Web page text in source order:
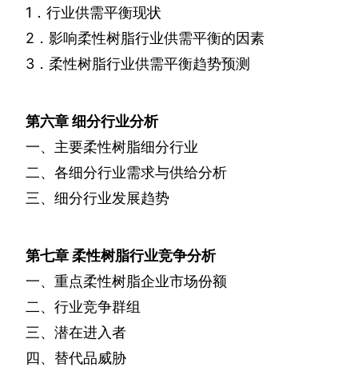
1 ．行业供需平衡现状
2 ．影响柔性树脂行业供需平衡的因素
3 ．柔性树脂行业供需平衡趋势预测
第六章细分行业分析
一、主要柔性树脂细分行业
二、各细分行业需求与供给分析
三、细分行业发展趋势
第七章柔性树脂行业竞争分析
一、重点柔性树脂企业市场份额
二、行业竞争群组
三、潜在进入者
四、替代品威胁